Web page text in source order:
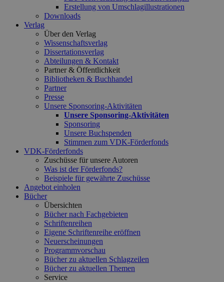
Erstellung von Umschlagillustrationen
Downloads
Verlag
Über den Verlag
Wissenschaftsverlag
Dissertationsverlag
Abteilungen & Kontakt
Partner & Öffentlichkeit
Bibliotheken & Buchhandel
Partner
Presse
Unsere Sponsoring-Aktivitäten
Unsere Sponsoring-Aktivitäten
Sponsoring
Unsere Buchspenden
Stimmen zum VDK-Förderfonds
VDK-Förderfonds
Zuschüsse für unsere Autoren
Was ist der Förderfonds?
Beispiele für gewährte Zuschüsse
Angebot einholen
Bücher
Übersichten
Bücher nach Fachgebieten
Schriftenreihen
Eigene Schriftenreihe eröffnen
Neuerscheinungen
Programmvorschau
Bücher zu aktuellen Schlagzeilen
Bücher zu aktuellen Themen
Service